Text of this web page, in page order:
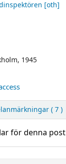
[oth]
1945
( 7 )
för denna post